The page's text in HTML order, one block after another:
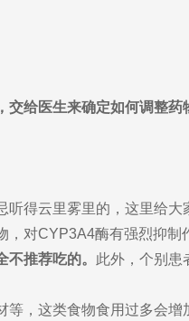
交给医生来确定如何调整
得云里雾里的，这里给大
，对CYP3A4酶有强烈抑
推荐吃的。 此外， 个别患
，这类食物食用过多会增